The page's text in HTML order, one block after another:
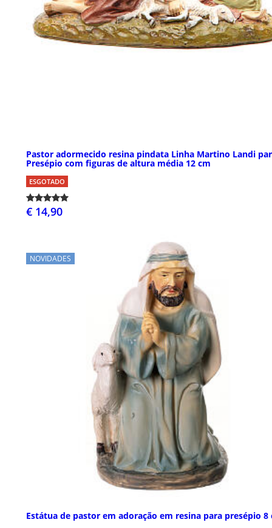
Pastor adormecido resina pindata Linha Martino Landi
Presépio com figuras de altura média 12 cm
ESGOTADO
€ 14,90
NOVIDADES
Estátua de pastor em adoração em resina para presépio 8